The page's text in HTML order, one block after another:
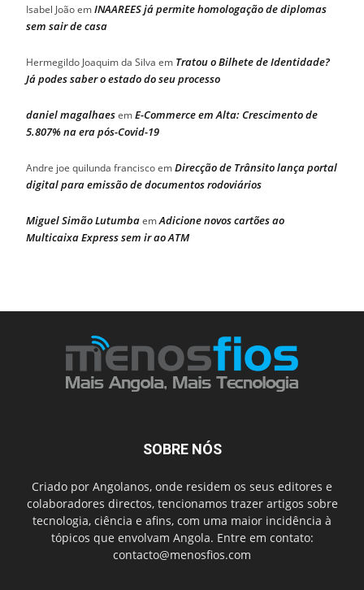
Isabel JoãoemINAAREES já permite homologação de diplomas
sem sair de casa
Hermegildo Joaquim da Silva em Tratou o Bilhete de Identidade?
Já podes saber o estado do seu processo
daniel magalhaesemE-Commerce em Alta: Crescimento de
5.807% na era pós-Covid-19
Andre joe quilunda franciscoemDirecção de Trânsito lança portal
digital para emissão de documentos rodoviários
Miguel Simão LutumbaemAdicione novos cartões ao
Multicaixa Express sem ir ao ATM
SOBRE NÓS
Criado por Angolanos, onde residem os seus editores e
colaboradores directos, tencionamos trazer artigos sobre
tecnologia, ciência e afins, com uma maior incidência à
tópicos que envolvam Angola. Entre em contato:
contacto@menosfios.com